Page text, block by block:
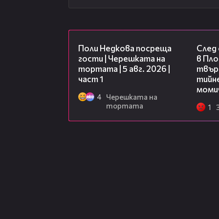
Поли Недкова посреща
гости | Черешката на
тортата | 5 авг. 2026 |
част 1
4
Черешката на
тортата
След
в
1